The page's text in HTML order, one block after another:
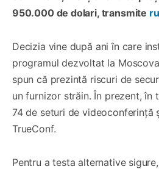
950.000 de dolari, transmite
Decizia vine după ani în care
programul dezvoltat la
spun că prezintă riscuri de
un furnizor străin. În prezent, în
74 de seturi de videoconferință
TrueConf.
Pentru a testa alternative